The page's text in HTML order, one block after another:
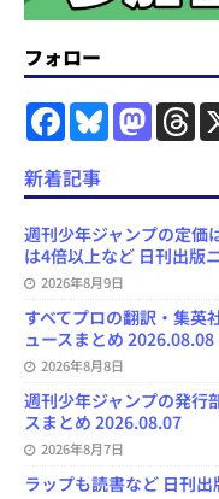
フォロー
F
a
e
b
o
k
B
s
y
M
a
o
o
n
T
h
a
s
新着記事
週刊少年ジャンプの定価
は4倍以上など 日刊出版
2026年8月9日
すべてプロの翻訳・集英
ュースまとめ 2026.08.08
2026年8月8日
週刊少年ジャンプの発行
スまとめ 2026.08.07
2026年8月7日
ラップも読書など 日刊